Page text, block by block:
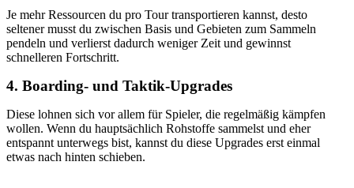
Je mehr Ressourcen du pro Tour transportieren kannst, desto
seltener musst du zwischen Basis und Gebieten zum Sammeln
pendeln und verlierst dadurch weniger Zeit und gewinnst
schnelleren Fortschritt.
4. Boarding- und Taktik-Upgrades
Diese lohnen sich vor allem für Spieler, die regelmäßig kämpfen
wollen. Wenn du hauptsächlich Rohstoffe sammelst und eher
entspannt unterwegs bist, kannst du diese Upgrades erst einmal
etwas nach hinten schieben.